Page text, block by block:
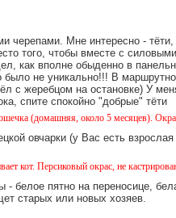
черепами. Мне интересно -
того, чтобы вместе с
как вполне обыденно в
было не уникально!!! В
с жеребцом на остановке) У
спокойно "добрые" тёти
около 5 месяцев). Окрас -
овчарки (у Вас есть
окрас, не кастрирован,
белое пятно на переносице,
старых или новых хозяев.